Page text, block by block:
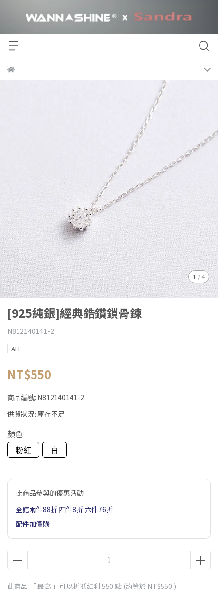
1 / 4
[925純銀]經典鋯鑽鎖骨鍊
N812140141-2
ALI
NT$550
商品編號: N812140141-2
供貨狀況: 庫存不足
顏色
粉紅
白
此商品參與的優惠活動
全館兩件88折 四件8折 六件76折
配件加價購
此商品 「 最高 」可以折抵紅利 550 點 (約等於 NT$550 )